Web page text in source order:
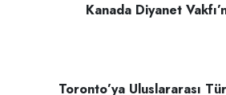
Kanada Diyanet
Toronto’ya Uluslararası